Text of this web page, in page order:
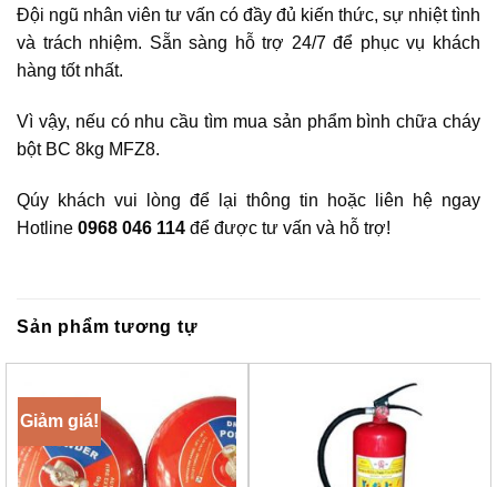
Đội ngũ nhân viên tư vấn có đầy đủ kiến thức, sự nhiệt tình
và trách nhiệm. Sẵn sàng hỗ trợ 24/7 để phục vụ khách
hàng tốt nhất.
Vì vậy, nếu có nhu cầu tìm mua sản phẩm bình chữa cháy
bột BC 8kg MFZ8.
Qúy khách vui lòng để lại thông tin hoặc liên hệ ngay
Hotline 0968 046 114 để được tư vấn và hỗ trợ!
Sản phẩm tương tự
Giảm giá!